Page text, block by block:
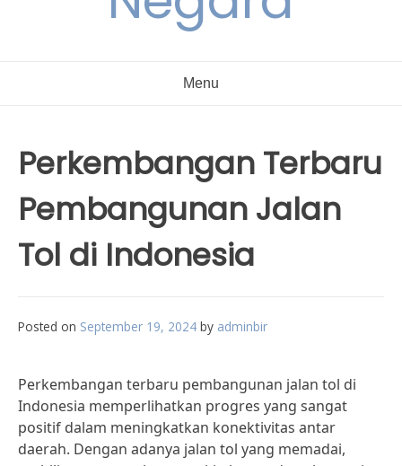
Menu
Perkembangan Terbaru
Pembangunan Jalan
Tol di Indonesia
Posted on September 19, 2024 by adminbir
Perkembangan terbaru pembangunan jalan tol di
Indonesia memperlihatkan progres yang sangat
positif dalam meningkatkan konektivitas antar
daerah. Dengan adanya jalan tol yang memadai,